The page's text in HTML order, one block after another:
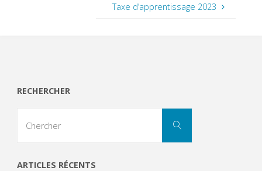
Taxe d’apprentissage 2023
RECHERCHER
Chercher
ARTICLES RÉCENTS